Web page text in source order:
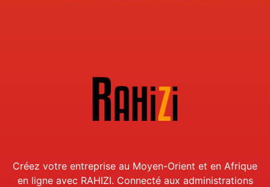
Créez votre entreprise au Moyen-Orient et en Afrique
en ligne avec RAHIZI. Connecté aux administrations